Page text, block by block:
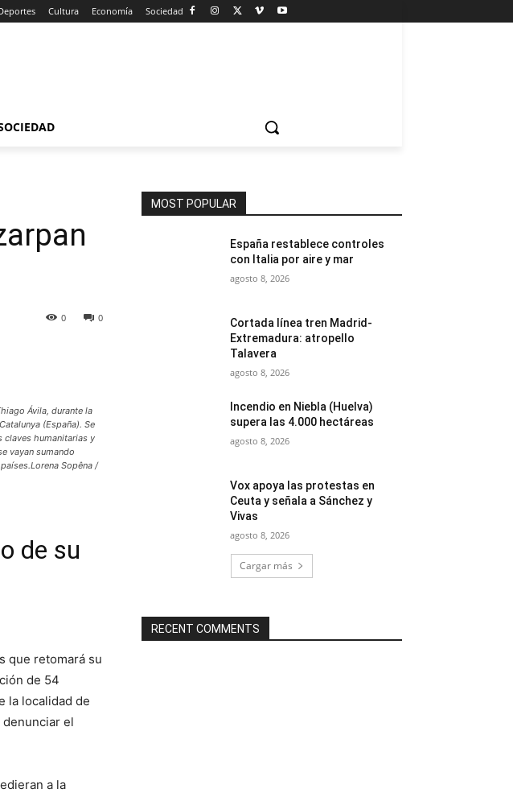
Cultura Economía Sociedad
0
0
Ávila, durante la
(España). Se
claves humanitarias y
vayan sumando
Sopêna /
de su
que retomará su
de 54
la localidad de
el
a la
MOST POPULAR
España restablece controles
con Italia por aire y mar
agosto 8, 2026
Cortada línea tren Madrid-
Extremadura: atropello
Talavera
agosto 8, 2026
Incendio en Niebla (Huelva)
supera las 4.000 hectáreas
agosto 8, 2026
Vox apoya las protestas en
Ceuta y señala a Sánchez y
Vivas
agosto 8, 2026
Cargar más
RECENT COMMENTS